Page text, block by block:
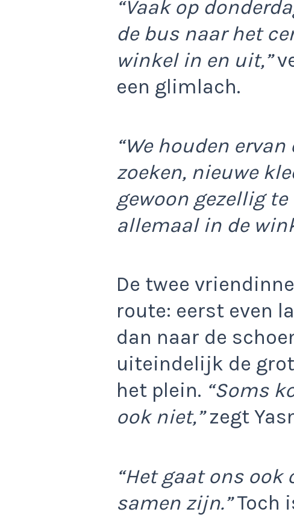
“Vaak op
de bus naar het
winkel in en uit,”
een glimlach.
“We houden
zoeken, nieuwe
gewoon gezellig
allemaal in de
De twee
route: eerst even
dan naar de
uiteindelijk de
het plein. “Soms
ook niet,”zegt
“Het gaat ons ook
samen zijn.”Toch